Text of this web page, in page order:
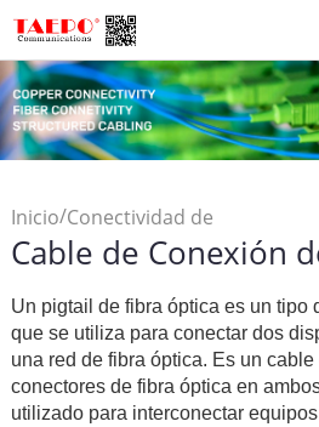
Inicio/Conectividad de
Fibra/Cable de Conexión de
Cable de Conexión
Un pigtail de fibra óptica es un tipo
que se utiliza para conectar dos
una red de fibra óptica. Es un
conectores de fibra óptica en
utilizado para interconectar